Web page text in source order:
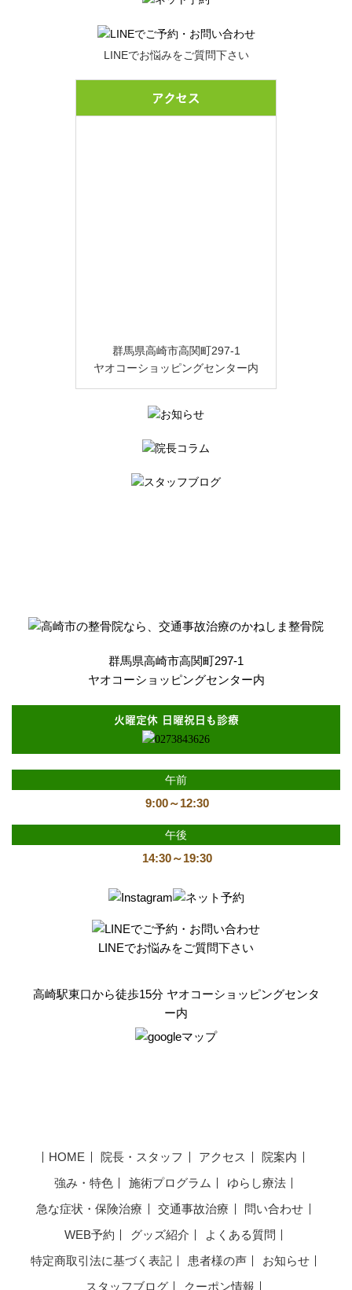
LINEでお悩みをご質問下さい
アクセス
群馬県高崎市高関町297-1
ヤオコーショッピングセンター内
群馬県高崎市高関町297-1
ヤオコーショッピングセンター内
火曜定休 日曜祝日も診療
午前
9:00～12:30
午後
14:30～19:30
LINEでお悩みをご質問下さい
高崎駅東口から徒歩15分 ヤオコーショッピングセンタ
ー内
HOME 院長・スタッフ アクセス
院案内
強み・特色
施術プログラム
ゆらし療法
急な症状・保険治療
交通事故治療
問い合わせ
WEB予約
グッズ紹介
よくある質問
特定商取引法に基づく表記
患者様の声
お知らせ
スタッフブログ
クーポン情報